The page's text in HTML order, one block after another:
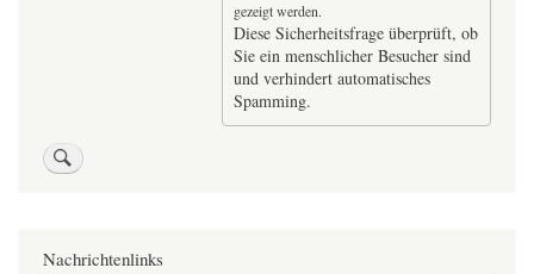
gezeigt werden.
Diese Sicherheitsfrage überprüft, ob
Sie ein menschlicher Besucher sind
und verhindert automatisches
Spamming.
Nachrichtenlinks